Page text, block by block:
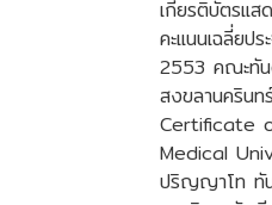
เกียรติบัตรแส
คะแนนเฉลี่ยป
2553 คณะทัน
สงขลานครินท
Certificate
Medical
ปริญญาโท ทัน